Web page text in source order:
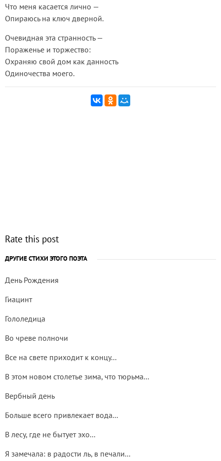
Что меня касается лично —
Опираюсь на ключ дверной.
Очевидная эта странность —
Пораженье и торжество:
Охраняю свой дом как данность
Одиночества моего.
Rate this post
ДРУГИЕ СТИХИ ЭТОГО ПОЭТА
День Рождения
Гиацинт
Гололедица
Во чреве полночи
Все на свете приходит к концу...
В этом новом столетье зима, что тюрьма...
Вербный день
Больше всего привлекает вода...
В лесу, где не бытует эхо...
Я замечала: в радости ль, в печали...